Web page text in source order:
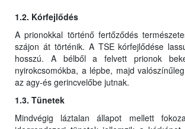
1.2. Kórfejlődés
A prionokkal történő fertőződés
szájon át történik. A TSE kórfejlődése
hosszú. A bélből a felvett prionok
nyirokcsomókba, a lépbe, majd
az agy-és gerincvelőbe jutnak.
1.3. Tünetek
Mindvégig láztalan állapot mellett